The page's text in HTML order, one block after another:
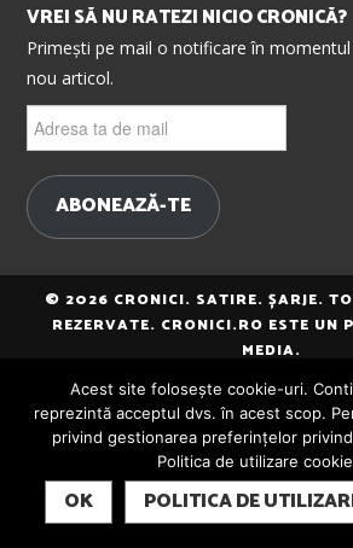
VREI SĂ NU RATEZI NICIO CRONICĂ?
Primești pe mail o notificare în
nou articol.
ta
mail
ABONEAZĂ-TE
© 2026 CRONICI. SATIRE. ȘARJE.
REZERVATE. CRONICI.RO ESTE UN
MEDIA.
Acest site folosește cookie-uri.
reprezintă acceptul dvs. în acest scop.
privind gestionarea preferințelor
Politica de utilizare
OK POLITICA DE